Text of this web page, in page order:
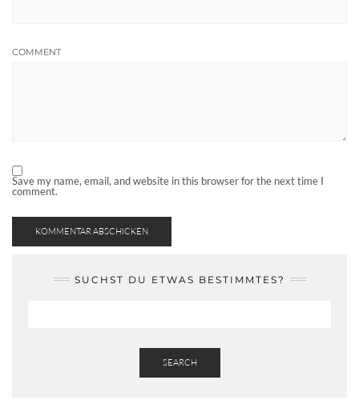
COMMENT
Save my name, email, and website in this browser for the next time I
comment.
SUCHST DU ETWAS BESTIMMTES?
SEARCH